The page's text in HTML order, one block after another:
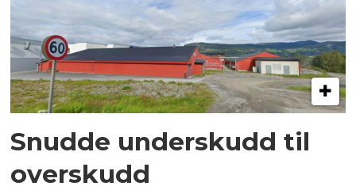
Snudde underskudd til
overskudd